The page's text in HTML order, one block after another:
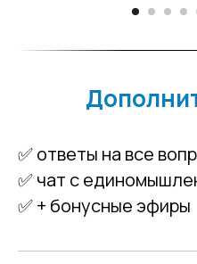
✅ ответы на все
✅ чат с
✅ + бонусные эфиры